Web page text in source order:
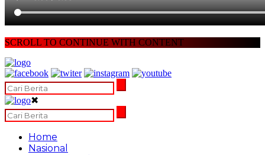
SCROLL TO CONTINUE WITH CONTENT
✖
Home
Nasional